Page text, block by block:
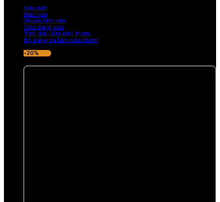
Sáp nến
Bấc nến
Khuôn làm nến
Cốc đựng nến
Tinh dầu làm nến thơm
Bộ dụng cụ làm nến thơm
-20%